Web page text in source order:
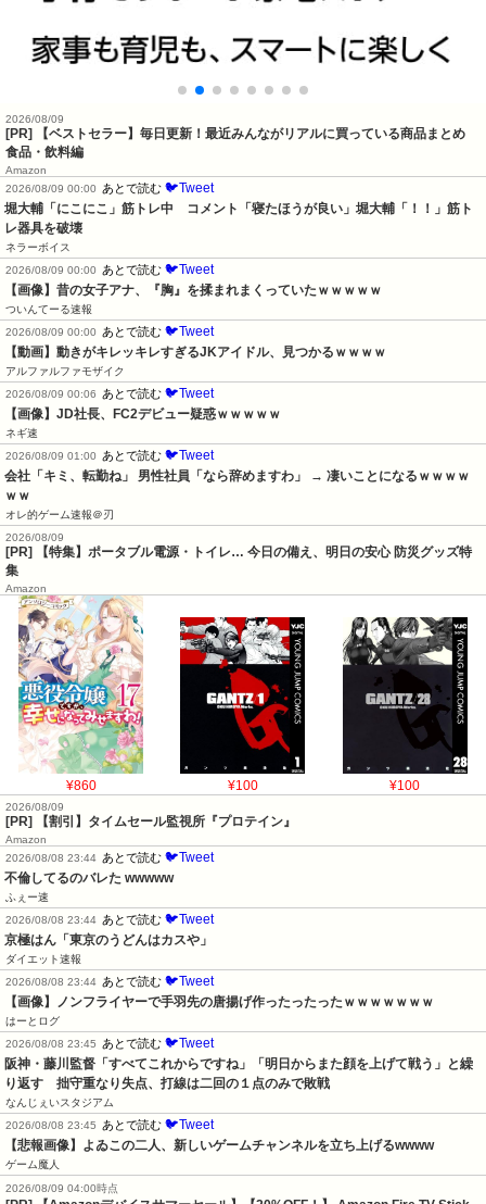
2026/08/09
[PR] 【ベストセラー】毎日更新！最近みんながリアルに買っている商品まとめ
食品・飲料編
Amazon
2026/08/09 00:00
あとで読む 🐦Tweet
堀大輔「にこにこ」筋トレ中　コメント「寝たほうが良い」堀大輔「！！」筋ト
レ器具を破壊
ネラーボイス
2026/08/09 00:00
あとで読む 🐦Tweet
【画像】昔の女子アナ、『胸』を揉まれまくっていたｗｗｗｗｗ
ついんてーる速報
2026/08/09 00:00
あとで読む 🐦Tweet
【動画】動きがキレッキレすぎるJKアイドル、見つかるｗｗｗｗ
アルファルファモザイク
2026/08/09 00:06
あとで読む 🐦Tweet
【画像】JD社長、FC2デビュー疑惑ｗｗｗｗｗ
ネギ速
2026/08/09 01:00
あとで読む 🐦Tweet
会社「キミ、転勤ね」 男性社員「なら辞めますわ」 → 凄いことになるｗｗｗｗ
ｗｗ
オレ的ゲーム速報＠刃
2026/08/09
[PR] 【特集】ポータブル電源・トイレ… 今日の備え、明日の安心 防災グッズ特
集
Amazon
¥860 ¥100 ¥100
2026/08/09
[PR] 【割引】タイムセール監視所『プロテイン』
Amazon
2026/08/08 23:44 あとで読む 🐦Tweet
不倫してるのバレた wwwww
ふぇー速
2026/08/08 23:44 あとで読む 🐦Tweet
京極はん「東京のうどんはカスや」
ダイエット速報
2026/08/08 23:44 あとで読む 🐦Tweet
【画像】ノンフライヤーで手羽先の唐揚げ作ったったったｗｗｗｗｗｗｗ
はーとログ
2026/08/08 23:45
あとで読む 🐦Tweet
阪神・藤川監督「すべてこれからですね」「明日からまた顔を上げて戦う」と繰
り返す　拙守重なり失点、打線は二回の１点のみで敗戦
なんじぇいスタジアム
2026/08/08 23:45
あとで読む 🐦Tweet
【悲報画像】よゐこの二人、新しいゲームチャンネルを立ち上げるwwww
ゲーム魔人
2026/08/09 04:00時点